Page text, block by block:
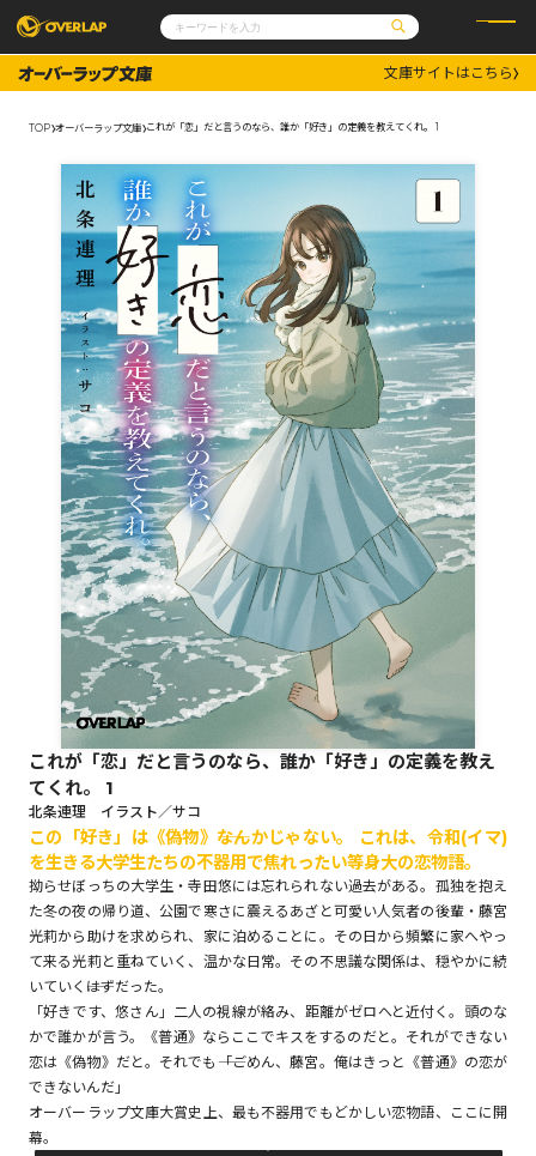
コミックガルド
コミッククリエ
文庫
ノベルス
その他
コミックエッセイ
ポケットモンスター
ゲーム
通販・NEWS
企業
会社概要
採用情報
アクセス
オーバーラップホールディングス
お問い合わせはこちら
オーバーラップ文庫
オーバーラップノベルス
オーバーラップノベルスf
ロサージュノベルス
コミックガルド
リキューレ
コミックパルフェ
コミックエッセイ
文庫サイトはこちら
TOP オーバーラップ文庫 これが「恋」だと言うのなら、誰か「好き」の定義を教えてくれ。 1
これが「恋」だと言うのなら、誰か「好き」の定義を教え
てくれ。 1
北条連理 イラスト／サコ
この「好き」は《偽物》――なんかじゃない。 これは、令和(イマ)
を生きる大学生たちの不器用で焦れったい等身大の恋物語。
拗らせぼっちの大学生・寺田悠には忘れられない過去がある。孤独を抱え
た冬の夜の帰り道、公園で寒さに震えるあざと可愛い人気者の後輩・藤宮
光莉から助けを求められ、家に泊めることに。その日から頻繁に家へやっ
て来る光莉と重ねていく、温かな日常。その不思議な関係は、穏やかに続
いていく――はずだった。
「好きです、悠さん」二人の視線が絡み、距離がゼロへと近付く。頭のな
かで誰かが言う。《普通》ならここでキスをするのだと。それができない
恋は《偽物》だと。それでも――「ごめん、藤宮。俺はきっと《普通》の恋が
できないんだ」
オーバーラップ文庫大賞史上、最も不器用でもどかしい恋物語、ここに開
幕。